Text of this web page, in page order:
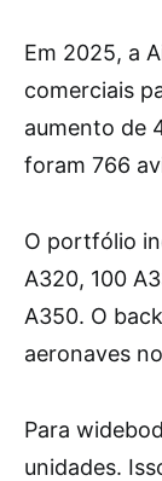
Em 2025, a
comerciais
aumento de
foram 766
O portfólio
A320, 100
A350. O
aeronaves
Para
unidades.